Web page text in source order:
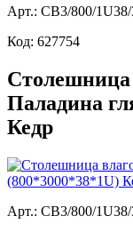
Aрт.: СВ3/800/1U38/
Код: 627754
Столешница
Паладина
Кедр
Aрт.: СВ3/800/1U38/